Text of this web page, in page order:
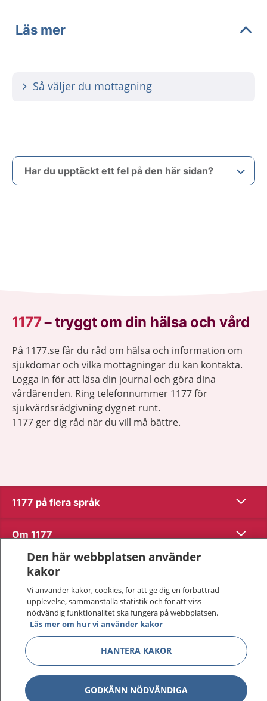
Läs mer
Så väljer du mottagning
Har du upptäckt ett fel på den här sidan?
1177–tryggt om din hälsa och vård
På 1177.se får du råd om hälsa och information om
sjukdomar och vilka mottagningar du kan kontakta.
Logga in för att läsa din journal och göra dina
vårdärenden. Ring telefonnummer 1177 för
sjukvårdsrådgivning dygnet runt.
1177 ger dig råd när du vill må bättre.
1177 på flera språk Visa
Om 1177 Visa
Kontakt
Behandling av personuppgifter
Hantering av kakor
Inställningar för kakor
Den här webbplatsen använder
kakor
Vi använder kakor, cookies, för att ge dig en förbättrad
upplevelse, sammanställa statistik och för att viss
nödvändig funktionalitet ska fungera på webbplatsen.
Läs mer om hur vi använder kakor
HANTERA KAKOR
GODKÄNN NÖDVÄNDIGA